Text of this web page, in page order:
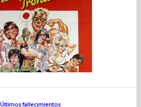
Últimos fallecimientos